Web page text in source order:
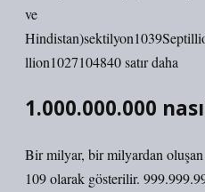
ve
llion1027104840 satır daha
1.000.000.000
Bir milyar, bir milyardan oluşan
109 olarak gösterilir.